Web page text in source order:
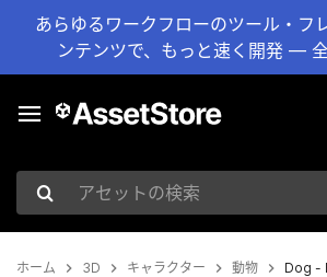
あらゆるワークフローのツール・フ
ンテンツで、もっと速く開発 — 全
アセットの検索
ホーム 3D キャラクター 動物 Dog -